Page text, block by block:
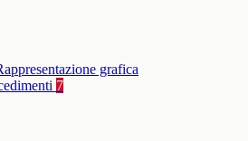
grafica
7